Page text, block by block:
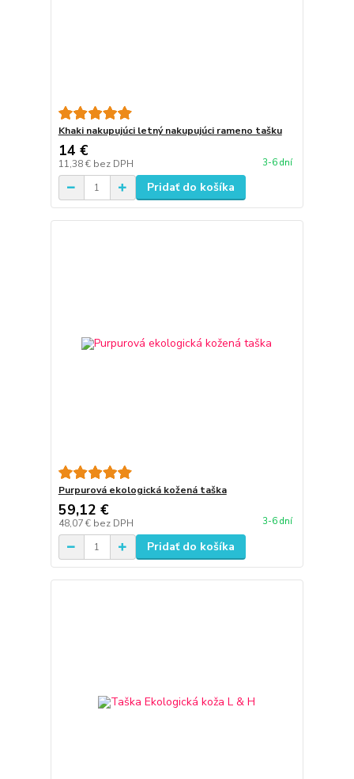
Khaki nakupujúci letný nakupujúci rameno tašku
14 €
11,38 € bez DPH 3-6 dní
Pridať do košíka
Purpurová ekologická kožená taška
59,12 €
48,07 € bez DPH 3-6 dní
Pridať do košíka